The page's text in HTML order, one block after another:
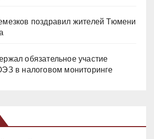
поздравил жителей Тюмени
обязательное участие
в налоговом мониторинге